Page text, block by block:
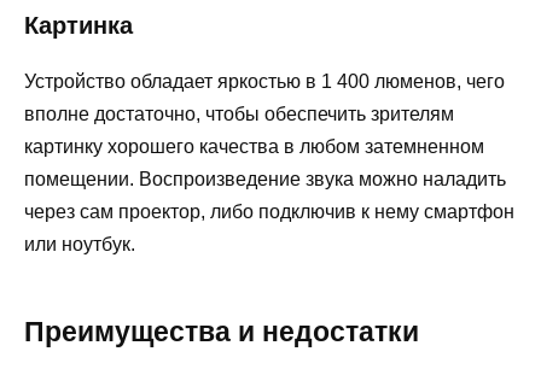
Картинка
Устройство обладает яркостью в 1 400 люменов, чего
вполне достаточно, чтобы обеспечить зрителям
картинку хорошего качества в любом затемненном
помещении. Воспроизведение звука можно наладить
через сам проектор, либо подключив к нему смартфон
или ноутбук.
Преимущества и недостатки